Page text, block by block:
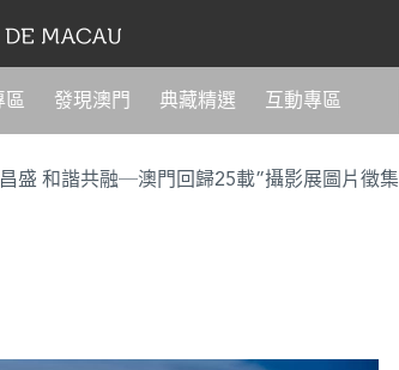
區 發現澳門 典藏精選 互動專區
盛 和諧共融─澳門回歸25載”攝影展圖片徵集